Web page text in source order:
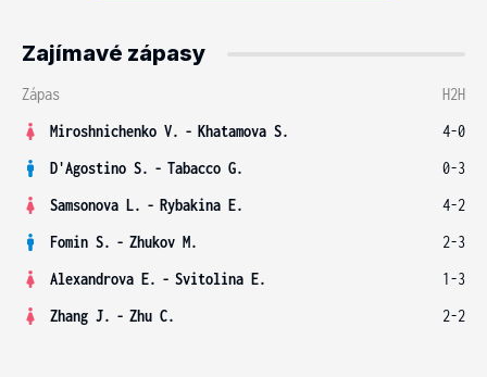
Zajímavé zápasy
Zápas
H2H
Miroshnichenko V. - Khatamova S.
4-0
D'Agostino S. - Tabacco G.
0-3
Samsonova L. - Rybakina E.
4-2
Fomin S. - Zhukov M.
2-3
Alexandrova E. - Svitolina E.
1-3
Zhang J. - Zhu C. 2-2